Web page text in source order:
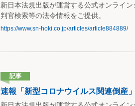
新日本法規出版が運営する公式オンライ
判官検索等の法令情報をご提供。
https://www.sn-hoki.co.jp/articles/article884889/
記事
速報「新型コロナウイルス関連倒産